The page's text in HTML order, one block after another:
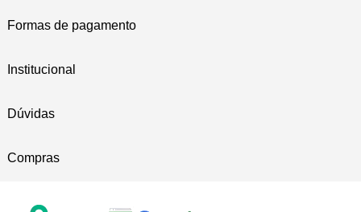
Formas de pagamento
Institucional
Dúvidas
Compras